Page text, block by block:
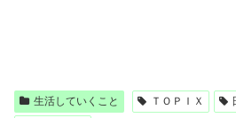
生活していくこと ＴＯＰＩＸ